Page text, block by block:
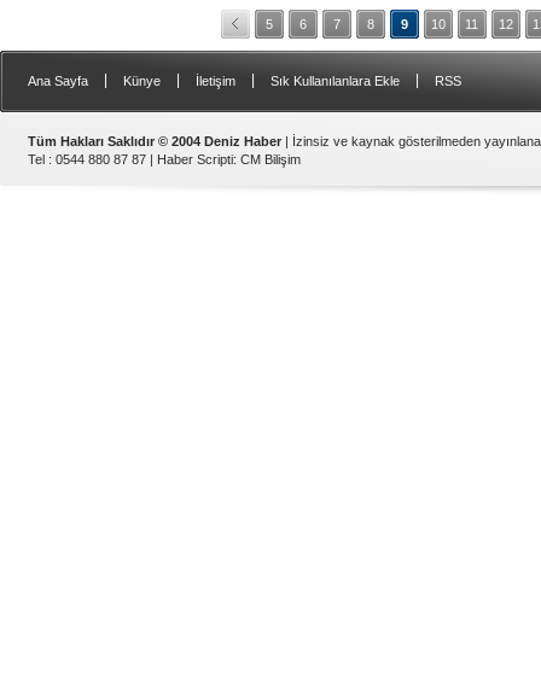
5 6 7 8 9 10 11 12
Ana Sayfa Künye İletişim Sık Kullanılanlara Ekle RSS
Tüm Hakları Saklıdır © 2004 Deniz Haber | İzinsiz ve kaynak gösterilmeden
Tel : 0544 880 87 87 | Haber Scripti: CM Bilişim